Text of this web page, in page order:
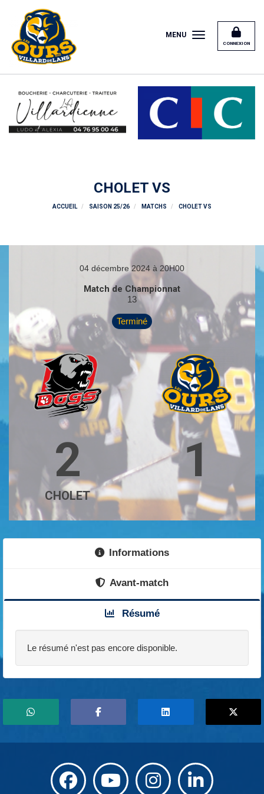
CONNEXION
MENU
CHOLET VS
ACCUEIL SAISON 25/26 MATCHS CHOLET VS
04 décembre 2024 à 20H00
Match de Championnat
13
Terminé
2 1
CHOLET
Informations
Avant-match
Résumé
Le résumé n'est pas encore disponible.
Panneau de gestion des cookies